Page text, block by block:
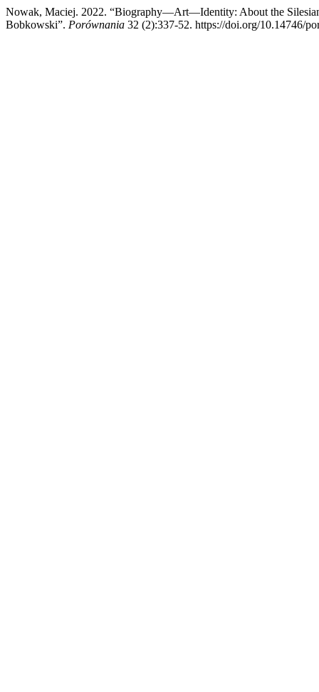
Nowak, Maciej. 2022. “Biography—Art—Identity: About the
Bobkowski”. Porównania 32 (2):337-52. https://doi.org/10.14746/